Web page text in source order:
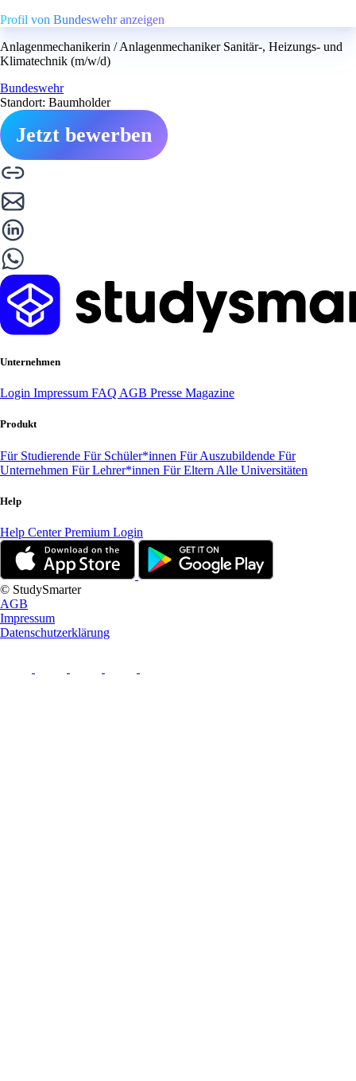
Profil von Bundeswehr anzeigen
Anlagenmechanikerin / Anlagenmechaniker Sanitär-, Heizungs- und
Klimatechnik (m/w/d)
Bundeswehr
Standort: Baumholder
Jetzt bewerben
Unternehmen
Login Impressum FAQ AGB Presse Magazine
Produkt
Für Studierende Für Schüler*innen Für Auszubildende Für
Unternehmen Für Lehrer*innen Für Eltern Alle Universitäten
Help
Help CenterPremium Login
© StudySmarter
AGB
Impressum
Datenschutzerklärung